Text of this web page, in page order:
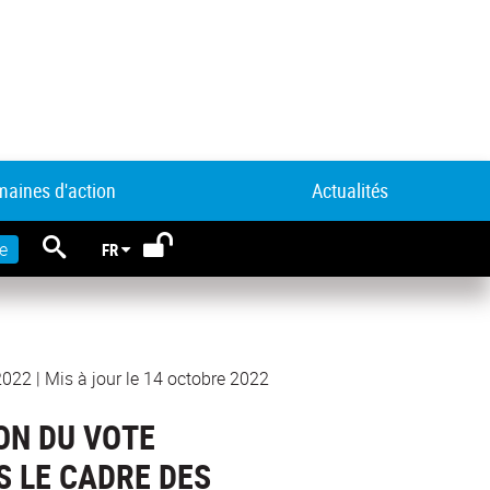
d'action Actualités
RECHERCHE
FR
| Mis à jour le 14 octobre 2022
DU VOTE
LE CADRE DES